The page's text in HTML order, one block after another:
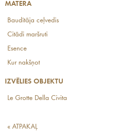
MATERA
Baudītāja ceļvedis
Citādi maršruti
Esence
Kur nakšņot
IZVĒLIES OBJEKTU
Le Grotte Della Civita
« ATPAKAĻ